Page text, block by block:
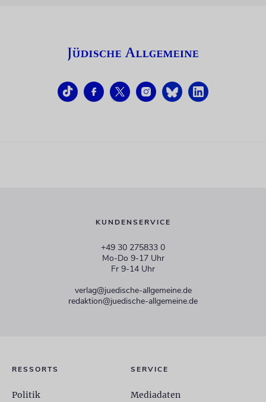
KUNDENSERVICE
+49 30 275833 0
Mo-Do 9-17 Uhr
Fr 9-14 Uhr
verlag@juedische-allgemeine.de
redaktion@juedische-allgemeine.de
RESSORTS
Politik
SERVICE
Mediadaten